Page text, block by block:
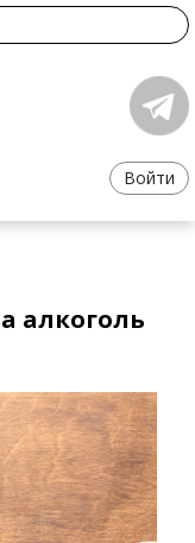
Войти
алкоголь